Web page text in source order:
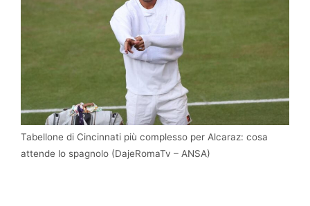
Tabellone di Cincinnati più complesso per Alcaraz: cosa
attende lo spagnolo (DajeRomaTv – ANSA)